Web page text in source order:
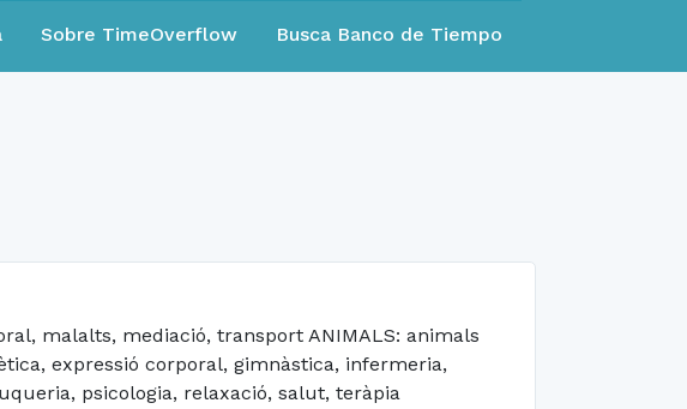
Sobre TimeOverflow Busca Banco de Tiempo
malalts, mediació, transport ANIMALS: animals
expressió corporal, gimnàstica, infermeria,
psicologia, relaxació, salut, teràpia